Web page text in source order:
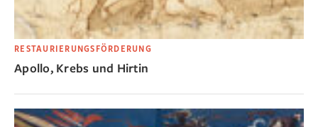
RESTAURIERUNGSFÖRDERUNG
Apollo, Krebs und Hirtin